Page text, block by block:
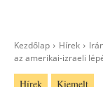
Kezdőlap Hírek
az amerikai-izraeli
Hírek Kiemelt